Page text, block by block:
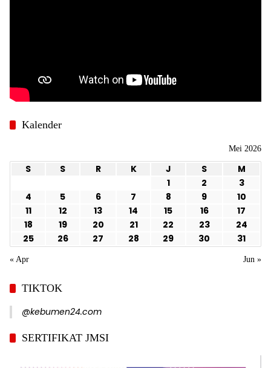
Kalender
Mei 2026
S S R K J S
M
1
2
3
4
5 6 7 8 9
10
11
12 13 14 15 16
17
18
19 20 21 22 23
24
25
26 27 28 29 30 31
« Apr Jun »
TIKTOK
@kebumen24.com
SERTIFIKAT JMSI